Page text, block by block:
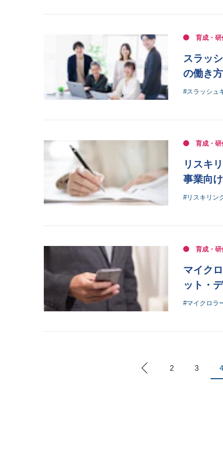
育成・研
スラッ
の働き
#スラッシュ
育成・研
リスキ
事業向
#リスキリン
育成・研
マイク
ット・
#マイクロラ
2 3 4